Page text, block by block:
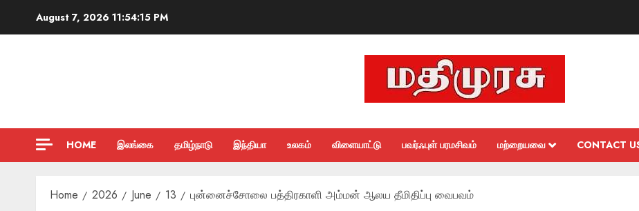
August 7, 2026 11:54:16 PM
HOME இலங்கை தமிழ்நாடு இந்தியா உலகம் விளையாட்டு பவர்ஃபுள் பரமசிவம் மற்றையவை CONTACT
Home 2026 June 13 புன்னைச்சோலை பத்திரகாளி அம்மன் ஆலய தீமிதிப்பு வைபவம்